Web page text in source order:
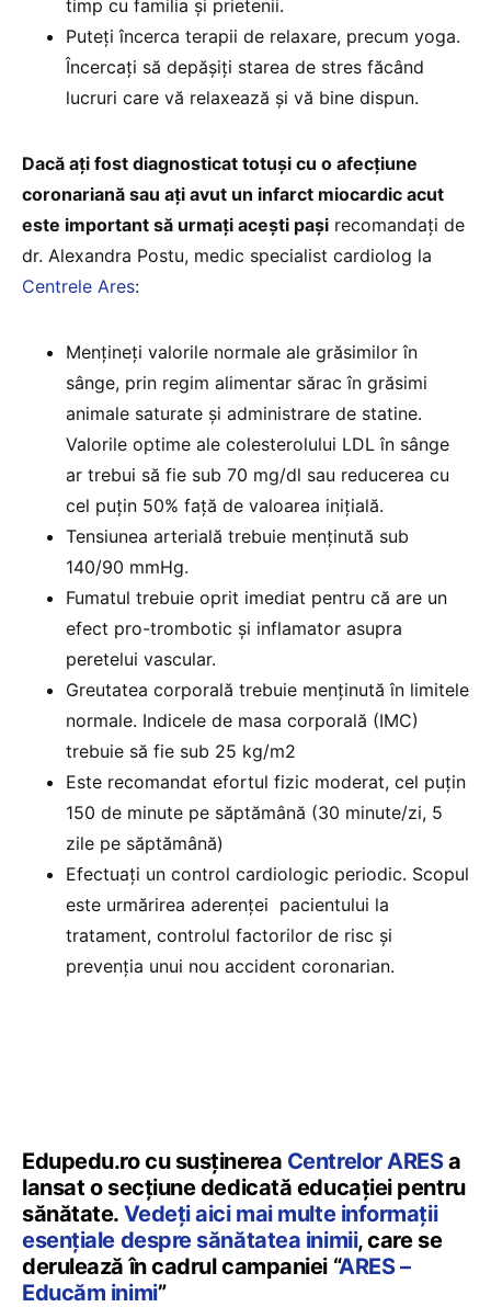
timp cu familia și prietenii.
Puteți încerca terapii de relaxare, precum yoga.
Încercați să depășiți starea de stres făcând
lucruri care vă relaxează și vă bine dispun.
Dacă ați fost diagnosticat totuși cu o afecțiune
coronariană sau ați avut un infarct miocardic acut
este important să urmați acești pași recomandați de
dr. Alexandra Postu, medic specialist cardiolog la
Centrele Ares:
Mențineți valorile normale ale grăsimilor în
sânge, prin regim alimentar sărac în grăsimi
animale saturate și administrare de statine.
Valorile optime ale colesterolului LDL în sânge
ar trebui să fie sub 70 mg/dl sau reducerea cu
cel puțin 50% față de valoarea inițială.
Tensiunea arterială trebuie menținută sub
140/90 mmHg.
Fumatul trebuie oprit imediat pentru că are un
efect pro-trombotic și inflamator asupra
peretelui vascular.
Greutatea corporală trebuie menținută în limitele
normale. Indicele de masa corporală (IMC)
trebuie să fie sub 25 kg/m2
Este recomandat efortul fizic moderat, cel puțin
150 de minute pe săptămână (30 minute/zi, 5
zile pe săptămână)
Efectuați un control cardiologic periodic. Scopul
este urmărirea aderenței pacientului la
tratament, controlul factorilor de risc și
prevenția unui nou accident coronarian.
Edupedu.ro cu susținerea Centrelor ARESa
lansat o secțiune dedicată educației pentru
sănătate. Vedeți aici mai multe informații
esențiale despre sănătatea inimii, care se
derulează în cadrul campaniei “ARES –
Educăm inimi”